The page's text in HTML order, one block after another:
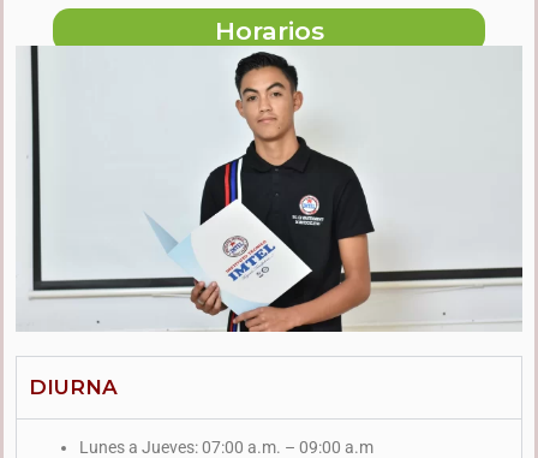
Horarios
DIURNA
Lunes a Jueves: 07:00 a.m. – 09:00 a.m